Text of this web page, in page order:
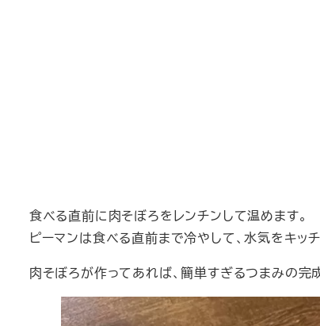
食べる直前に肉そぼろをレンチンして温めます。
ピーマンは食べる直前まで冷やして、水気をキッ
肉そぼろが作ってあれば、簡単すぎるつまみの完